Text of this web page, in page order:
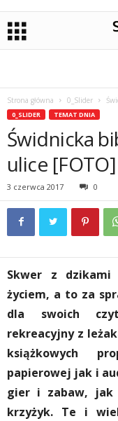
Strona główna 0_Slider
0_SLIDER TEMAT DNIA
Świdnicka
ulice [FOTO]
3 czerwca 2017 0
Skwer z dzikami
życiem, a to za
dla swoich
rekreacyjny z
książkowych
papierowej jak i
gier i zabaw, jak
krzyżyk. Te i